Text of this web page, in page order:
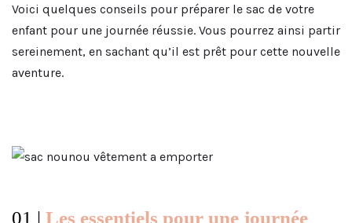
Voici quelques conseils pour préparer le sac de votre
enfant pour une journée réussie. Vous pourrez ainsi partir
sereinement, en sachant qu’il est prêt pour cette nouvelle
aventure.
01 | Les essentiels pour une journée